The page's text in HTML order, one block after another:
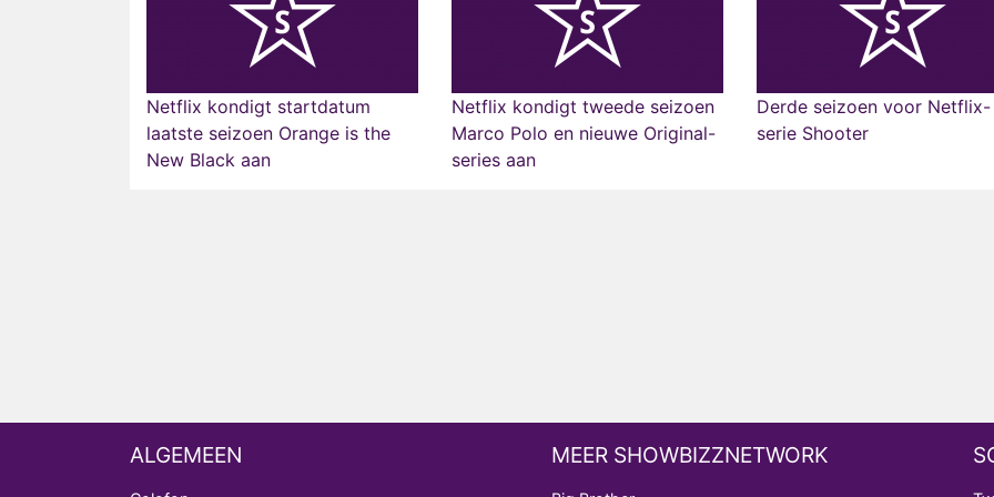
Netflix kondigt startdatum
laatste seizoen Orange is the
New Black aan
Netflix kondigt tweede seizoen
Marco Polo en nieuwe Original-
series aan
Derde seizoen voor Netflix-
serie Shooter
ALGEMEEN MEER SHOWBIZZNETWORK